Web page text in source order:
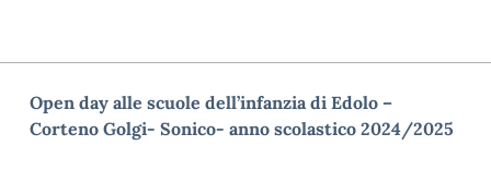
Open day alle scuole dell’infanzia di Edolo –
Corteno Golgi- Sonico- anno scolastico 2024/2025